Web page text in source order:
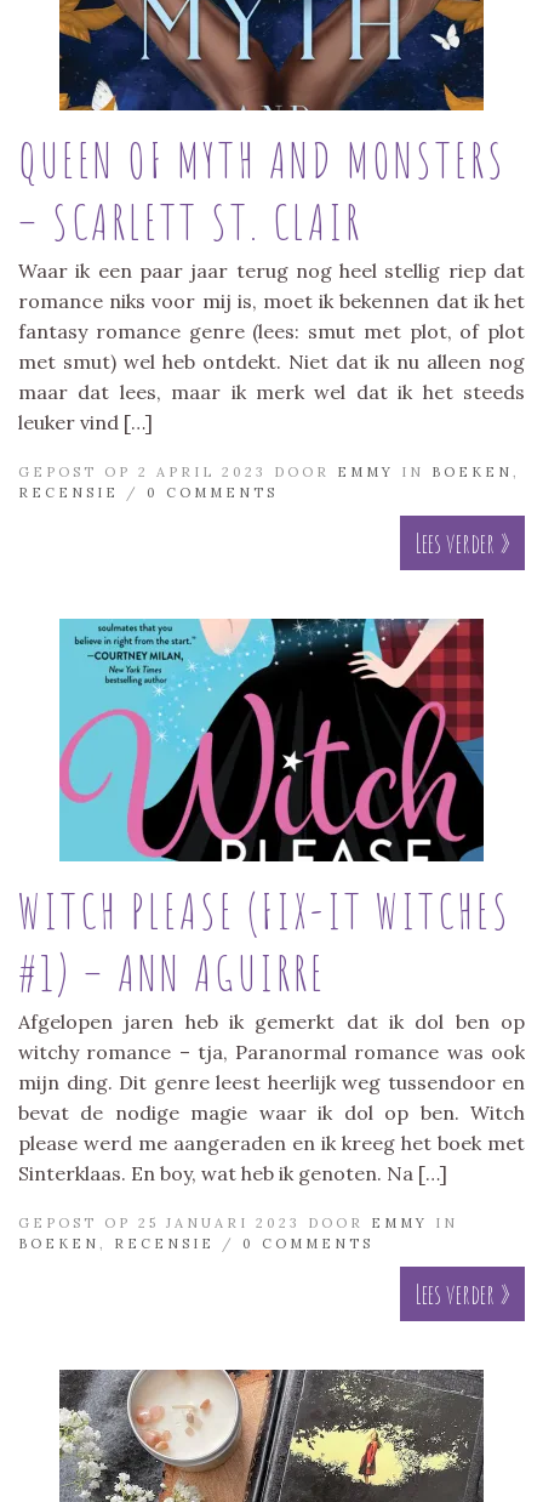
QUEEN OF MYTH AND MONSTERS
– SCARLETT ST. CLAIR
Waar ik een paar jaar terug nog heel stellig riep dat
romance niks voor mij is, moet ik bekennen dat ik het
fantasy romance genre (lees: smut met plot, of plot
met smut) wel heb ontdekt. Niet dat ik nu alleen nog
maar dat lees, maar ik merk wel dat ik het steeds
leuker vind […]
GEPOST OP 2 APRIL 2023 DOOR EMMY IN BOEKEN
RECENSIE
/ 0 COMMENTS
Lees verder »
WITCH PLEASE (FIX-IT WITCHES
#1) – ANN AGUIRRE
Afgelopen jaren heb ik gemerkt dat ik dol ben op
witchy romance – tja, Paranormal romance was ook
mijn ding. Dit genre leest heerlijk weg tussendoor en
bevat de nodige magie waar ik dol op ben. Witch
please werd me aangeraden en ik kreeg het boek met
Sinterklaas. En boy, wat heb ik genoten. Na […]
GEPOST OP 25 JANUARI 2023 DOOR EMMY
IN
BOEKEN
RECENSIE / 0 COMMENTS
Lees verder »